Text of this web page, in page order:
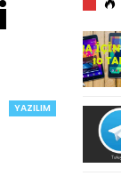
YAZILIM